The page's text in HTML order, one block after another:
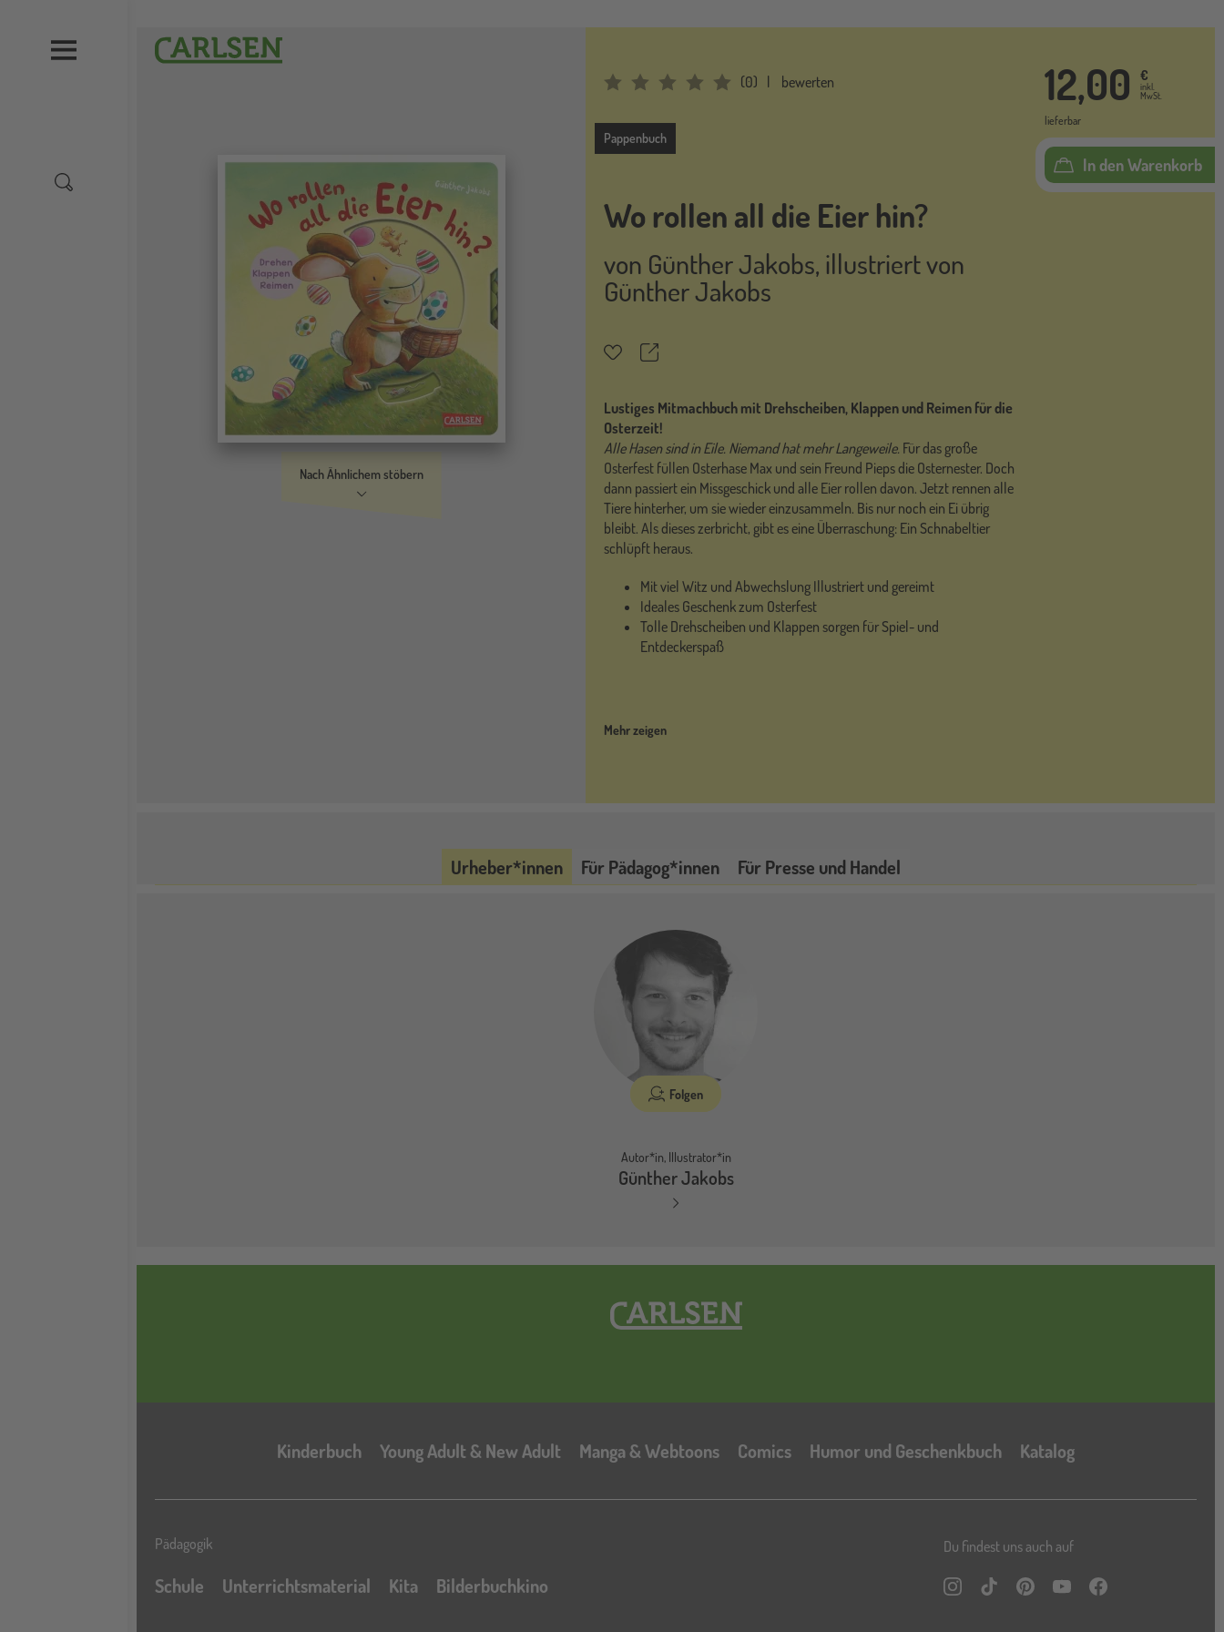
Carlsen
Nach Ähnlichem stöbern
Average Rating: 0 (0) bewerten
Pappenbuch
Pappenbuch
Wo rollen all die Eier hin?
von Günther Jakobs, illustriert von
Günther Jakobs
MerkzettelTeilen
Lustiges Mitmachbuch mit Drehscheiben, Klappen und Reimen für die
Osterzeit!
Alle Hasen sind in Eile. Niemand hat mehr Langeweile. Für das große
Osterfest füllen Osterhase Max und sein Freund Pieps die Osternester. Doch
dann passiert ein Missgeschick und alle Eier rollen davon. Jetzt rennen alle
Tiere hinterher, um sie wieder einzusammeln. Bis nur noch ein Ei übrig
bleibt. Als dieses zerbricht, gibt es eine Überraschung: Ein Schnabeltier
schlüpft heraus.
Mit viel Witz und Abwechslung Illustriert und gereimt
Ideales Geschenk zum Osterfest
Tolle Drehscheiben und Klappen sorgen für Spiel- und
Entdeckerspaß
Mehr zeigen
12,00 €
inkl.
MwSt.
lieferbar
In den Warenkorb
Urheber*innen Für Pädagog*innen Für Presse und Handel
Folgen
Autor*in, Illustrator*in
Günther Jakobs
Hauptnavigation
Kinderbuch Young Adult & New Adult Manga & Webtoons Comics Humor und Geschenkbuch Katalog
Katalog
Pädagogik
Schule Unterrichtsmaterial Kita Bilderbuchkino
Du findest uns auch auf
Instagram
TikTokPinterestYouTubeFacebook